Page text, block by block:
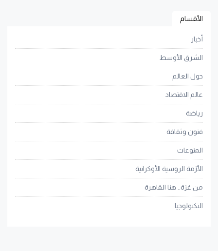
الأقسام
أخبار
الشرق الأوسط
حول العالم
عالم الاقتصاد
رياضة
فنون وثقافة
المنوعات
الأزمة الروسية الأوكرانية
من غزة.. هنا القاهرة
التكنولوجيا